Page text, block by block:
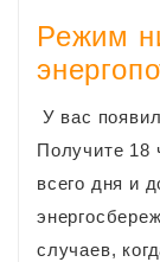
Режим
У вас
Получите 18
всего дня и
случаев,